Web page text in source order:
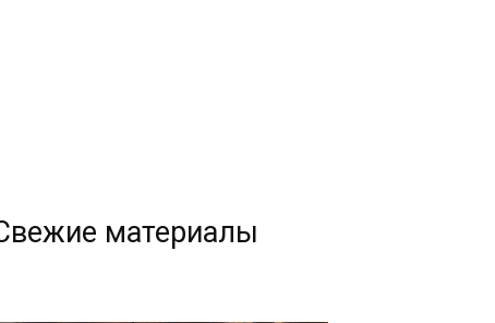
материалы